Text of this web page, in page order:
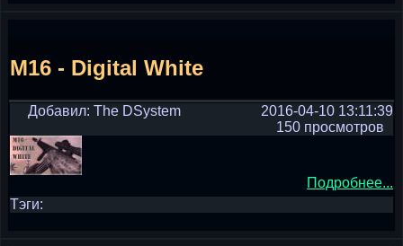
M16 - Digital White
Добавил: The DSystem
2016-04-10 13:11:39
150 просмотров
Подробнее...
Тэги: